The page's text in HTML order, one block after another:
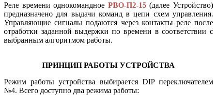
Реле времени однокомандное РВО-П2-15(далее Устройство)
предназначено для выдачи команд в цепи схем управления.
Управляющие сигналы подаются через контакты реле после
отработки заданной выдержки по времени в соответствии с
выбранным алгоритмом работы.
ПРИНЦИП РАБОТЫ УСТРОЙСТВА
Режим работы устройства выбирается DIP переключателем
№4. Всего доступно два режима работы: